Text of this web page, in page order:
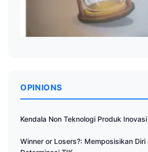
OPINIONS
Kendala Non Teknologi Produk
Winner or Losers?: Memposisikan Diri